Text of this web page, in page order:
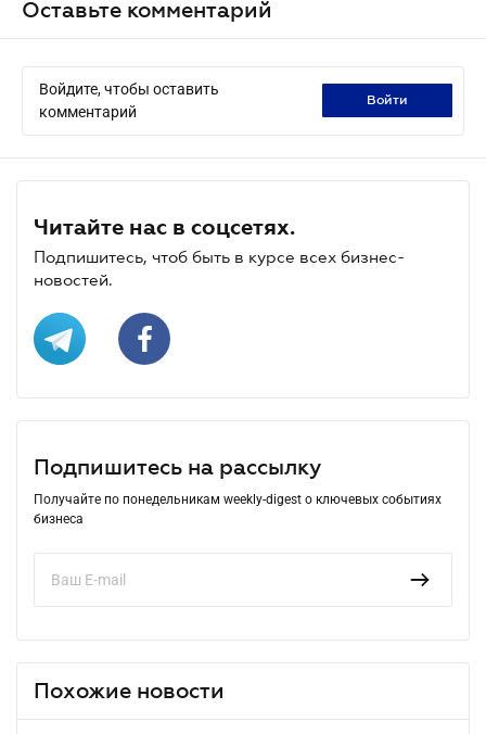
Оставьте комментарий
Войдите, чтобы оставить
комментарий
войти
Читайте нас в соцсетях.
Подпишитесь, чтоб быть в курсе всех бизнес-
новостей.
Подпишитесь на рассылку
Получайте по понедельникам weekly-digest о ключевых событиях
бизнеса
Похожие новости